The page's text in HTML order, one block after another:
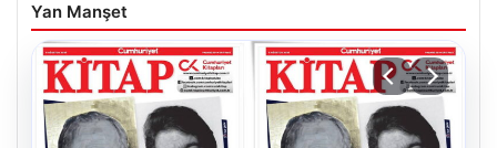
Yan Manşet